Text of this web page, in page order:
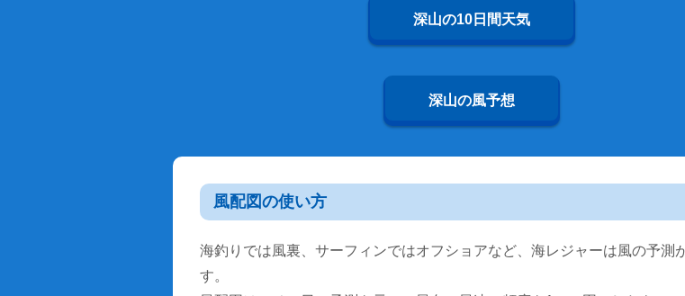
深山の10日間天気
深山の風予想
風配図の使い方
海釣りでは風裏、サーフィンではオフショアなど、海レジャーは風の予測
す。